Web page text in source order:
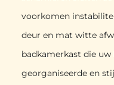
voorkomen
deur en mat witte
badkamerkast die
georganiseerde en